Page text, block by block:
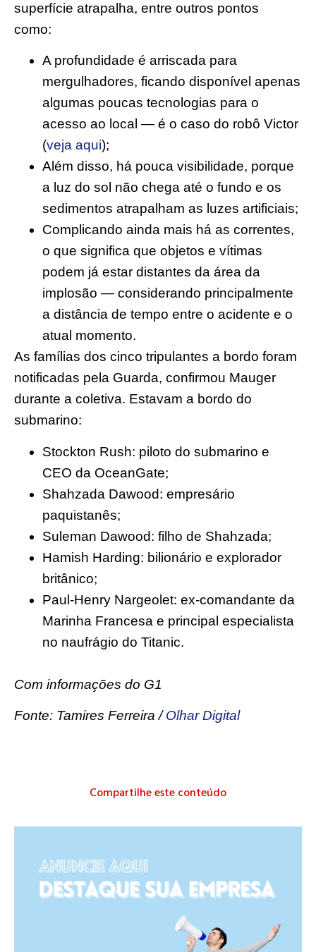
superfície atrapalha, entre outros pontos
como:
A profundidade é arriscada para
mergulhadores, ficando disponível apenas
algumas poucas tecnologias para o
acesso ao local — é o caso do robô Victor
(veja aqui);
Além disso, há pouca visibilidade, porque
a luz do sol não chega até o fundo e os
sedimentos atrapalham as luzes artificiais;
Complicando ainda mais há as correntes,
o que significa que objetos e vítimas
podem já estar distantes da área da
implosão — considerando principalmente
a distância de tempo entre o acidente e o
atual momento.
As famílias dos cinco tripulantes a bordo foram
notificadas pela Guarda, confirmou Mauger
durante a coletiva. Estavam a bordo do
submarino:
Stockton Rush: piloto do submarino e
CEO da OceanGate;
Shahzada Dawood: empresário
paquistanês;
Suleman Dawood: filho de Shahzada;
Hamish Harding: bilionário e explorador
britânico;
Paul-Henry Nargeolet: ex-comandante da
Marinha Francesa e principal especialista
no naufrágio do Titanic.
Com informações do G1
Fonte: Tamires Ferreira /Olhar Digital
Compartilhe este conteúdo